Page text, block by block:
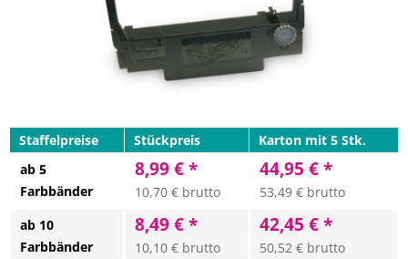
Staffelpreise Stückpreis
Karton mit 5 Stk.
ab 5
Farbbänder
8,99 € *
10,70 € brutto
44,95 € *
53,49 € brutto
ab 10
Farbbänder
8,49 € *
10,10 € brutto
42,45 € *
50,52 € brutto